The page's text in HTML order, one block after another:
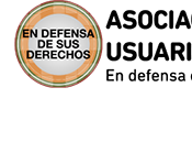
Saltar contenido